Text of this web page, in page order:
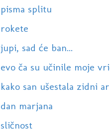
pisma splitu
rokete
jupi, sad će ban...
evo ča su učinile moje
kako san ušestala zidni
dan marjana
sličnost